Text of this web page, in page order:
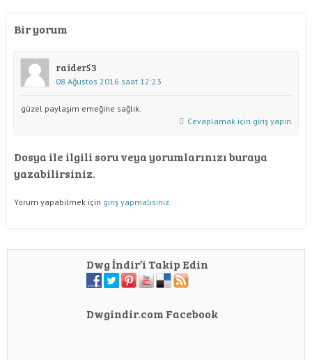
Bir yorum
raider53
08 Ağustos 2016 saat 12:23
güzel paylaşım emeğine sağlık.
Cevaplamak için giriş yapın
Dosya ile ilgili soru veya yorumlarınızı buraya
yazabilirsiniz.
Yorum yapabilmek için giriş yapmalısınız
Dwg İndir’i Takip Edin
Dwgindir.com Facebook